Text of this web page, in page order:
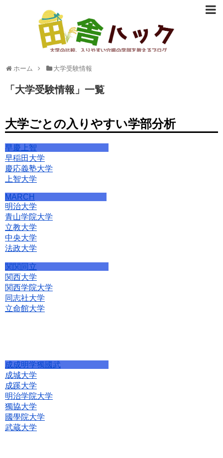
大学の比較、入りやすい穴場の学部など志望校選びに役立つ情報
ホーム 大学受験情報
「 大学受験情報 」 一覧
大学ごとの入りやすい学部分析
早慶上智
早稲田大学
慶応義塾大学
上智大学
MARCH
明治大学
青山学院大学
立教大学
中央大学
法政大学
関関同立
関西大学
関西学院大学
同志社大学
立命館大学
成成明学獨國武
成城大学
成蹊大学
明治学院大学
獨協大学
國學院大学
武蔵大学